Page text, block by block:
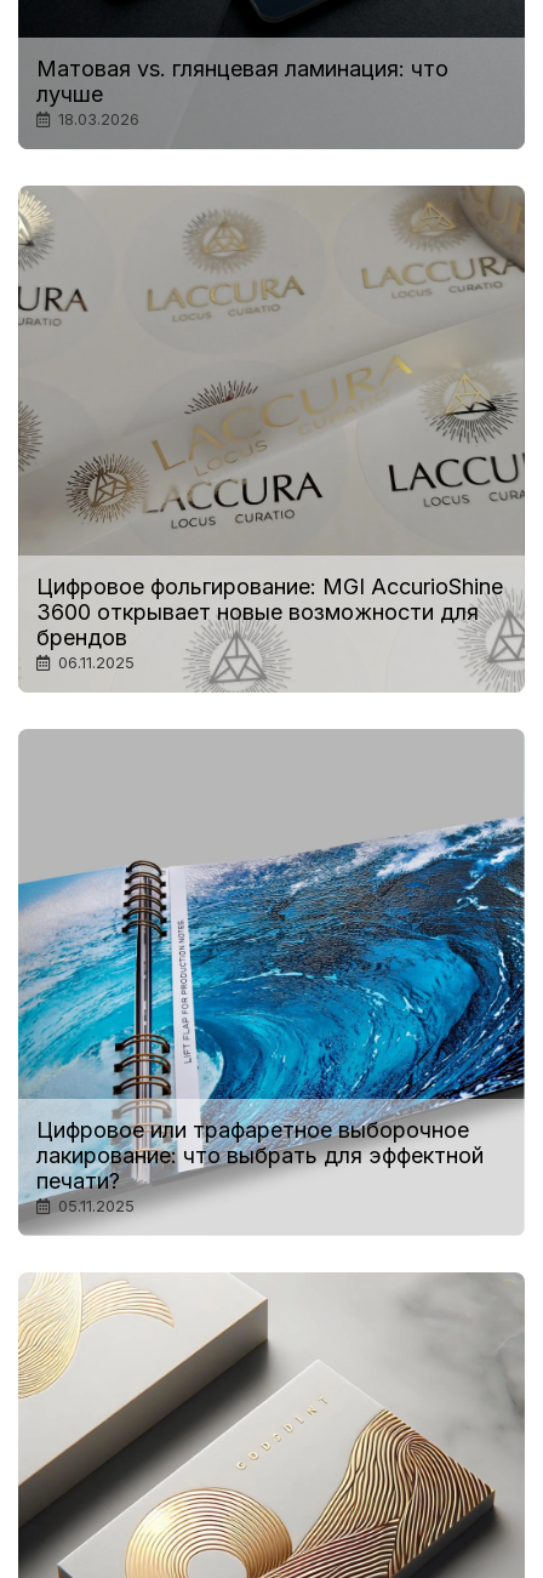
Матовая vs. глянцевая ламинация: что
лучше
18.03.2026
Цифровое фольгирование: MGI AccurioShine
3600 открывает новые возможности для
брендов
06.11.2025
Цифровое или трафаретное выборочное
лакирование: что выбрать для эффектной
печати?
05.11.2025